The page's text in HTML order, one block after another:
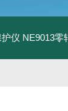
仪 NE9013零